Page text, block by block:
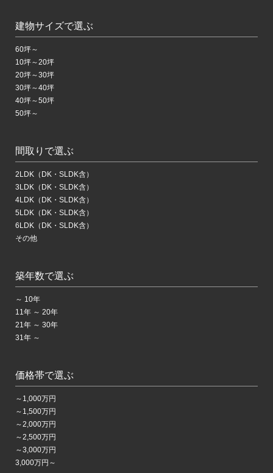
建物サイズで選ぶ
60坪～
10坪～20坪
20坪～30坪
30坪～40坪
40坪～50坪
50坪～
間取りで選ぶ
2LDK（DK・SLDK含）
3LDK（DK・SLDK含）
4LDK（DK・SLDK含）
5LDK（DK・SLDK含）
6LDK（DK・SLDK含）
その他
築年数で選ぶ
～ 10年
11年 ～ 20年
21年 ～ 30年
31年 ～
価格帯で選ぶ
～1,000万円
～1,500万円
～2,000万円
～2,500万円
～3,000万円
3,000万円～